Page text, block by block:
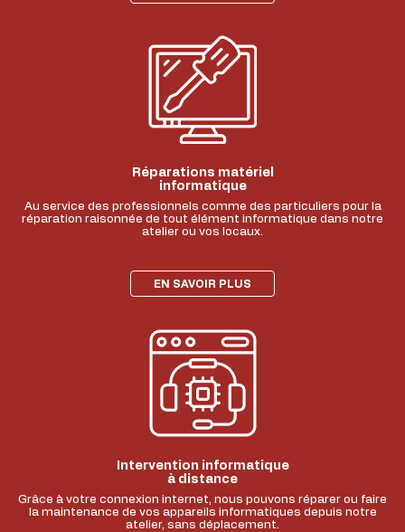
Réparations matériel
informatique
Au service des professionnels comme des particuliers pour la
réparation raisonnée de tout élément informatique dans notre
atelier ou vos locaux.
EN SAVOIR PLUS
Intervention informatique
à distance
Grâce à votre connexion internet, nous pouvons réparer ou faire
la maintenance de vos appareils informatiques depuis notre
atelier, sans déplacement.